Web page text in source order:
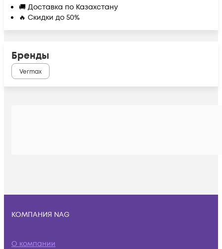
🚚 Доставка по Казахстану
🔥 Скидки до 50%
Бренды
Vermax
КОМПАНИЯ NAG
О компании